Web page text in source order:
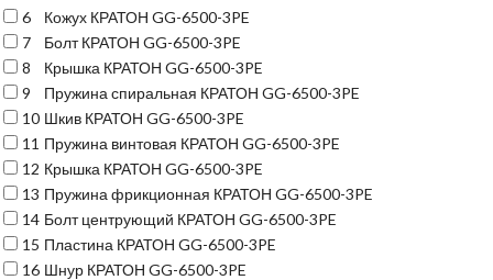
6
Кожух КРАТОН GG-6500-3PE
7
Болт КРАТОН GG-6500-3PE
8
Крышка КРАТОН GG-6500-3PE
9
Пружина спиральная КРАТОН GG-6500-3PE
10 Шкив КРАТОН GG-6500-3PE
11 Пружина винтовая КРАТОН GG-6500-3PE
12 Крышка КРАТОН GG-6500-3PE
13 Пружина фрикционная КРАТОН GG-6500-3PE
14 Болт центрующий КРАТОН GG-6500-3PE
15 Пластина КРАТОН GG-6500-3PE
16 Шнур КРАТОН GG-6500-3PE